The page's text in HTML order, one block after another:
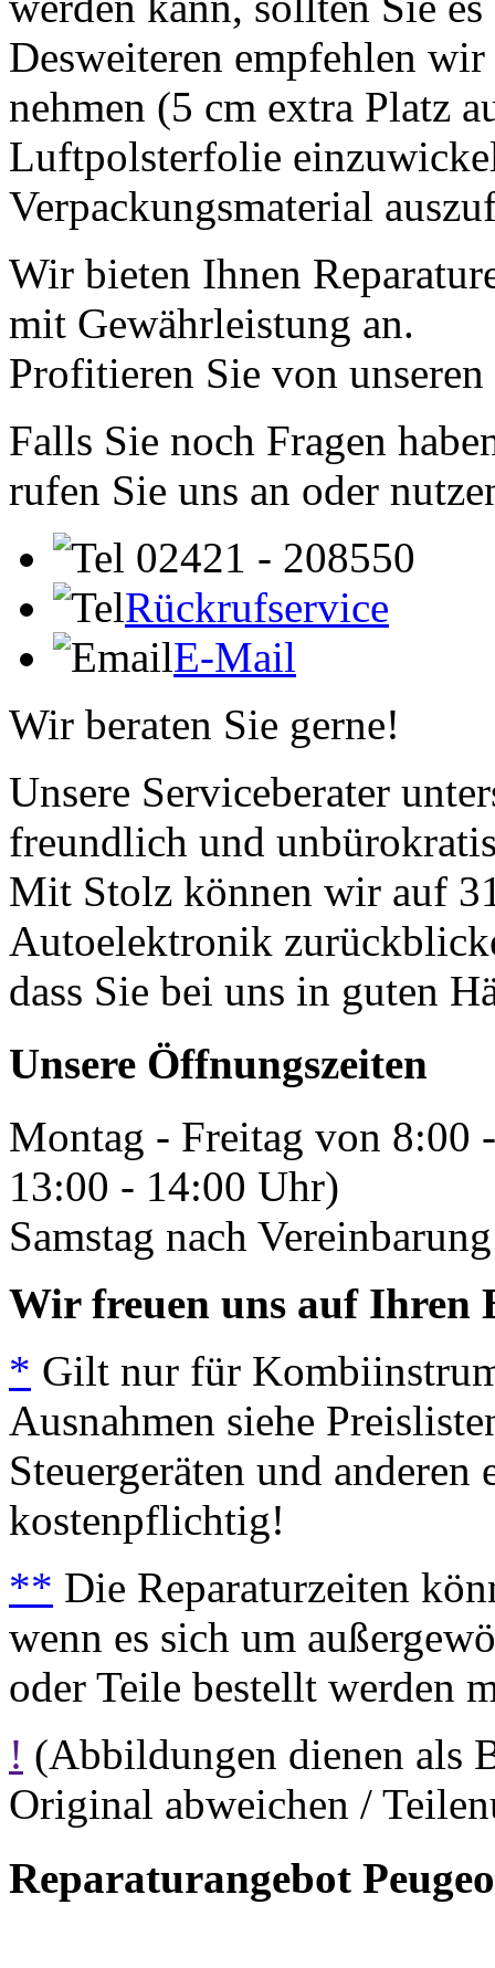
Desweiteren empfehlen
nehmen (5 cm extra Platz
Luftpolsterfolie
Verpackungsmaterial
Wir bieten Ihnen
mit Gewährleistung an.
Profitieren Sie von
Falls Sie noch Fragen
rufen Sie uns an oder
02421 - 208550
Rückrufservice
E-Mail
Wir beraten Sie gerne!
Unsere Serviceberater
freundlich und
Mit Stolz können wir auf
Autoelektronik
dass Sie bei uns in guten
Unsere Öffnungszeiten
Montag - Freitag von 8:00
13:00 - 14:00 Uhr)
Samstag nach
Wir freuen uns auf Ihren
* Gilt nur für
Ausnahmen siehe
Steuergeräten und
kostenpflichtig!
** Die Reparaturzeiten
wenn es sich um
oder Teile bestellt werden
! (Abbildungen dienen als
Original abweichen /
Reparaturangebot